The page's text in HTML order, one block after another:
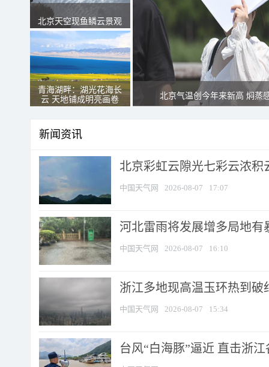
北京天空现鱼鳞云景观
青海湖畔：湖光花海长
云 天地铺成明亮画卷
北京气温创今年来新高 焖蒸
新闻资讯
北京彩虹云隙光七彩云浓积
中国天气网 2026-08-07 17:07
河北雷雨将发展增多局地有
中国天气网 2026-08-07 16:10
浙江多地现高温玉环热到破
中国天气网 2026-08-07 15:34
台风“白海豚”逼近 直击浙